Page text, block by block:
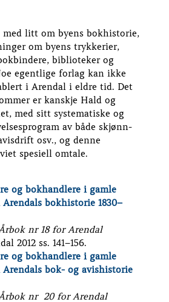
litt om byens bokhistorie,
om byens trykkerier,
biblioteker og
egentlige forlag kan ikke
i Arendal i eldre tid. Det
er kanskje Hald og
med sitt systematiske og
av både skjønn-
osv., og denne
spesiell omtale.
og bokhandlere i gamle
bokhistorie 1830–
nr 18 for Arendal
2012 ss. 141–156.
og bokhandlere i gamle
bok- og avishistorie
nr 20 for Arendal